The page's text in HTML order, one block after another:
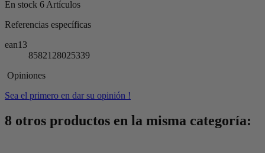
En stock 6 Artículos
Referencias específicas
ean13
8582128025339
Opiniones
Sea el primero en dar su opinión !
8 otros productos en la misma categoría: